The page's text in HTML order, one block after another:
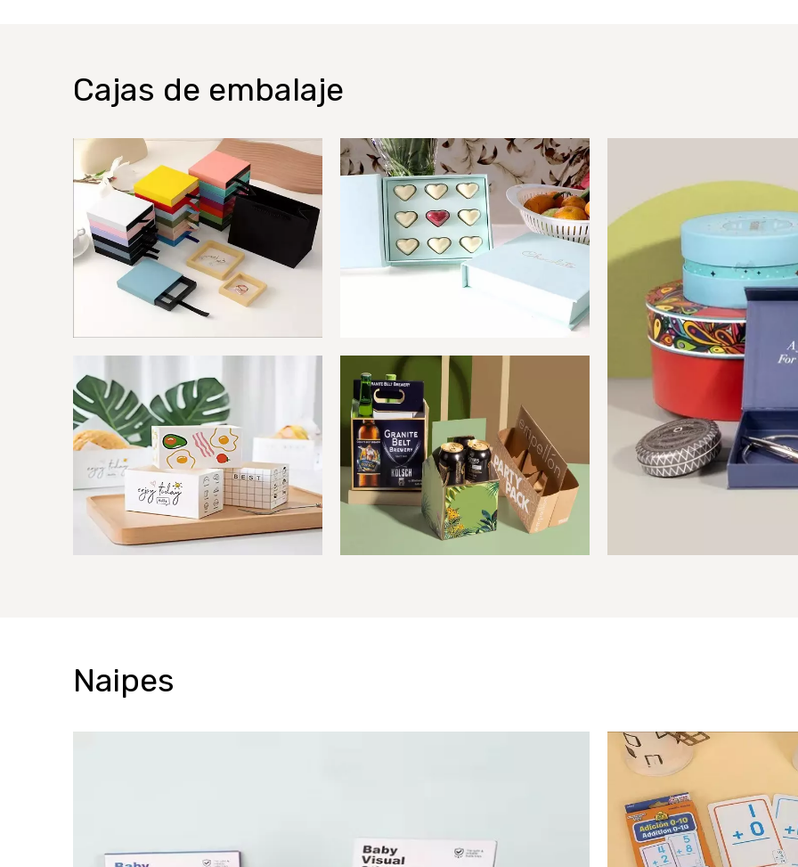
Cajas de embalaje
Cajas de regalo Cajas de macarrones
Cajas de panadería Cajas de vino
Naipes
Tarjetas de